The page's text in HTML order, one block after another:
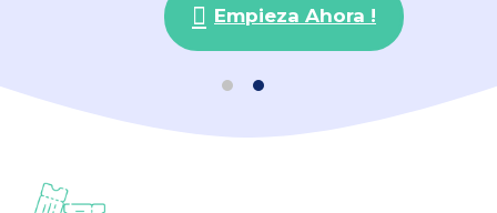
Empieza Ahora !
Empieza Ahora !